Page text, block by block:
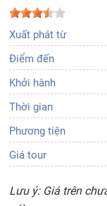
Xuất phát từ
Điểm đến
Khởi hành
Thời gian
Phương tiện
Giá tour
Lưu ý: Giá trên